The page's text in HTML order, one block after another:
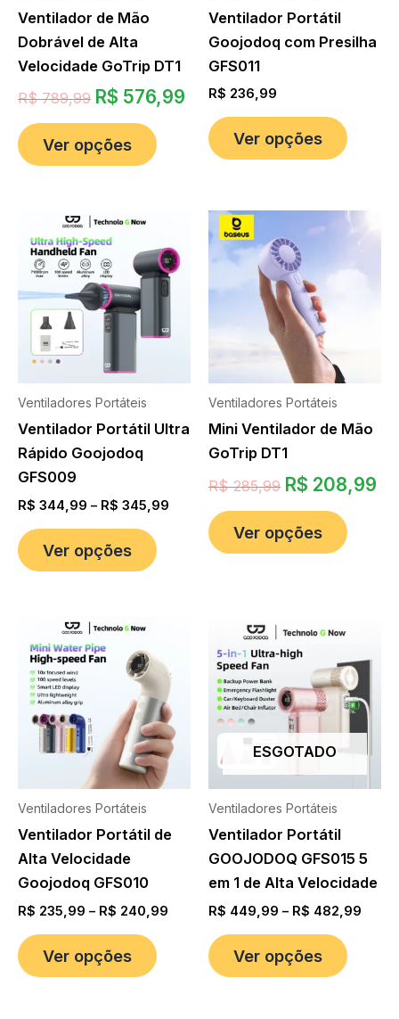
Ventilador de Mão
Dobrável de Alta
Velocidade GoTrip DT1
R$789,99 R$ 576,99
Ver opções
Ventilador Portátil
Goojodoq com Presilha
GFS011
R$ 236,99
Ver opções
Ventiladores Portáteis
Ventilador Portátil Ultra
Rápido Goojodoq
GFS009
R$ 344,99 – R$ 345,99
Ver opções
Ventiladores Portáteis
Mini Ventilador de Mão
GoTrip DT1
R$285,99 R$ 208,99
Ver opções
Ventiladores Portáteis
Ventilador Portátil de
Alta Velocidade
Goojodoq GFS010
R$ 235,99 – R$ 240,99
Ver opções
ESGOTADO
Ventiladores Portáteis
Ventilador Portátil
GOOJODOQ GFS015 5
em 1 de Alta Velocidade
R$ 449,99 – R$ 482,99
Ver opções